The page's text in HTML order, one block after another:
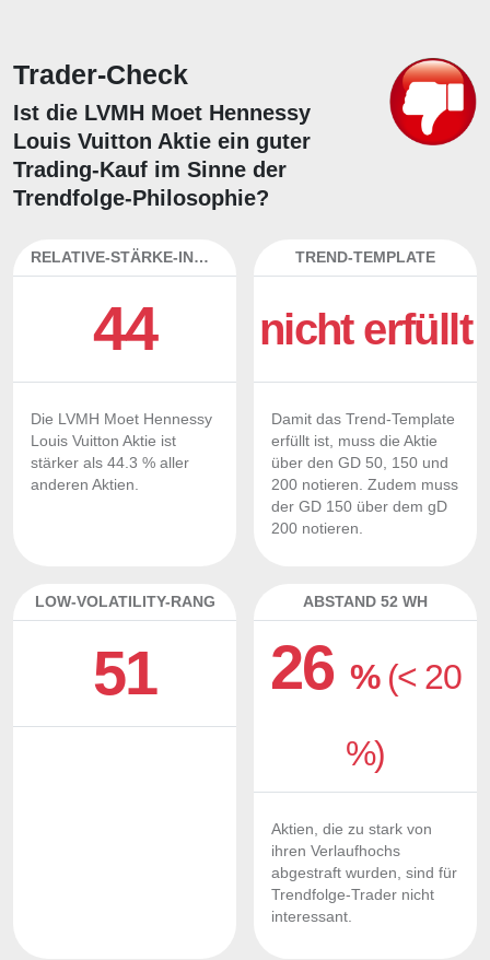
Trader-Check
Ist die LVMH Moet Hennessy
Louis Vuitton Aktie ein guter
Trading-Kauf im Sinne der
Trendfolge-Philosophie?
RELATIVE-STÄRKE-INDEX
44
Die LVMH Moet Hennessy
Louis Vuitton Aktie ist
stärker als 44.3 % aller
anderen Aktien.
TREND-TEMPLATE
nicht erfüllt
Damit das Trend-Template
erfüllt ist, muss die Aktie
über den GD 50, 150 und
200 notieren. Zudem muss
der GD 150 über dem gD
200 notieren.
LOW-VOLATILITY-RANG
51
ABSTAND 52 WH
26% (< 20
%)
Aktien, die zu stark von
ihren Verlaufhochs
abgestraft wurden, sind für
Trendfolge-Trader nicht
interessant.